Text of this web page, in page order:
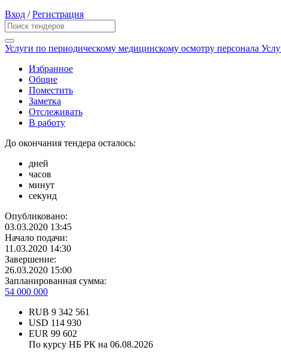
Вход /Регистрация
Услуги по периодическому медицинскому осмотру персонала
Избранное
Общие
Поместить
Заметка
Отслеживать
В работу
До окончания тендера осталось:
дней
часов
минут
секунд
Опубликовано:
03.03.2020 13:45
Начало подачи:
11.03.2020 14:30
Завершение:
26.03.2020 15:00
Запланированная сумма:
54 000 000
RUB 9 342 561
USD 114 930
EUR 99 602
По курсу НБ РК на 06.08.2026